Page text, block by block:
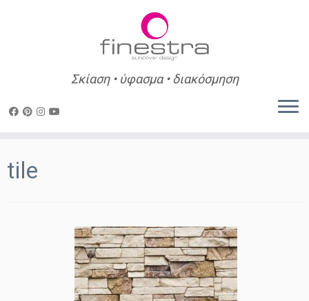
content
Σκίαση • ύφασμα • διακόσμηση
tile